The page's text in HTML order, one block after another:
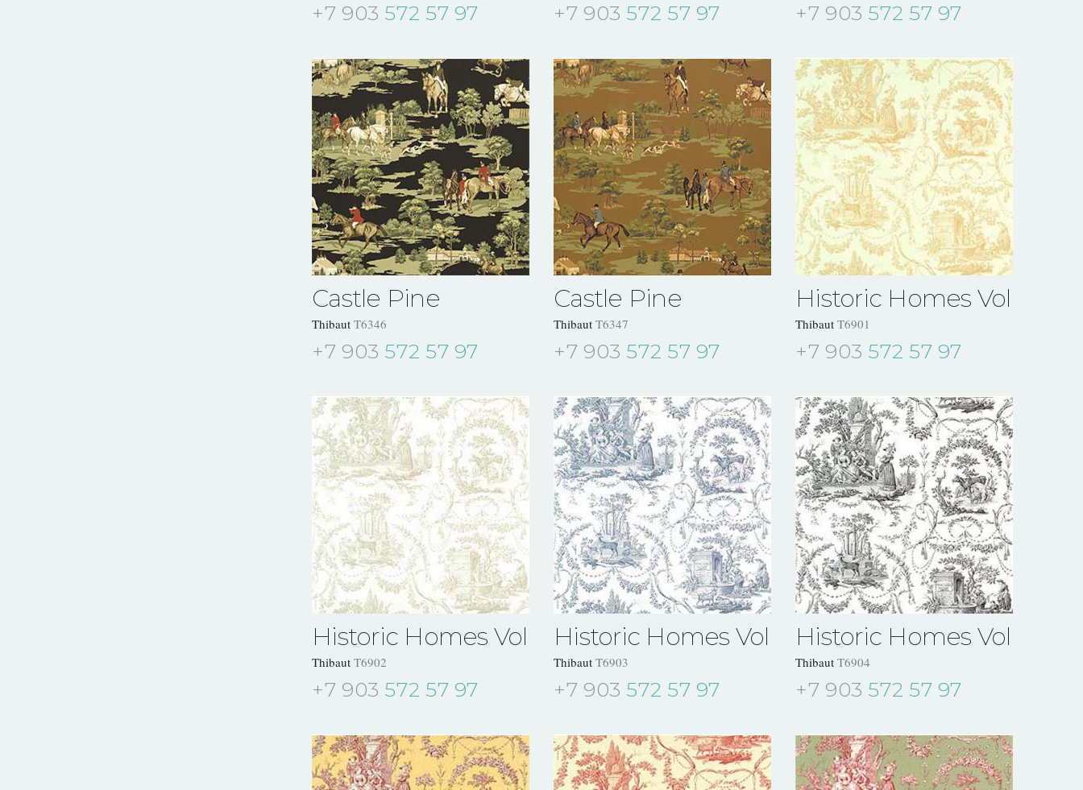
+7 903 572 57 97 +7 903 572 57 97 +7 903 572 57 97
Castle Pine
Thibaut T6346
+7 903 572 57 97
Castle Pine
Thibaut T6347
+7 903 572 57 97
Historic Homes Vol VII
Thibaut T6901
+7 903 572 57 97
Historic Homes Vol VII
Thibaut T6902
+7 903 572 57 97
Historic Homes Vol VII
Thibaut T6903
+7 903 572 57 97
Historic Homes Vol VII
Thibaut T6904
+7 903 572 57 97